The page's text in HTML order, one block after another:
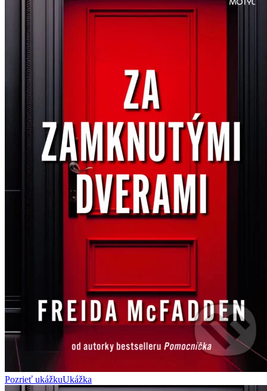
Pozrieť ukážkuUkážka